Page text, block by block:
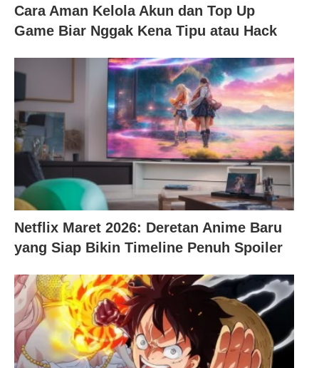
Cara Aman Kelola Akun dan Top Up
Game Biar Nggak Kena Tipu atau Hack
Netflix Maret 2026: Deretan Anime Baru
yang Siap Bikin Timeline Penuh Spoiler